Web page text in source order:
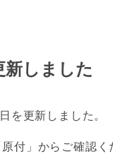
新しました
を更新しました。
付」からご確認く